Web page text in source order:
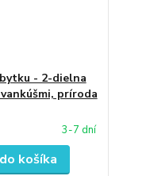
- 2-dielna
príroda
3-7 dní
košíka